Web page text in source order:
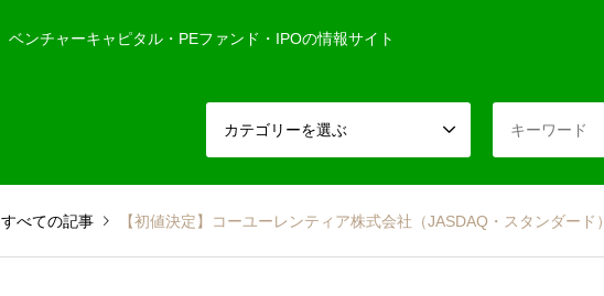
ベンチャーキャピタル・PEファンド・IPOの情報サイト
カテゴリーを選ぶ
すべての記事 【初値決定】コーユーレンティア株式会社（JASDAQ・スタンダード）